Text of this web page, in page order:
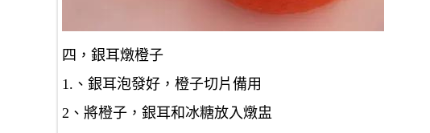
四，銀耳燉橙子
1.、銀耳泡發好，橙子切片備用
2、將橙子，銀耳和冰糖放入燉盅